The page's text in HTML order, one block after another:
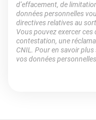
d’effacement, de
données personnelles
directives relatives au
Vous pouvez exercer
contestation, une
CNIL. Pour en savoir
vos données